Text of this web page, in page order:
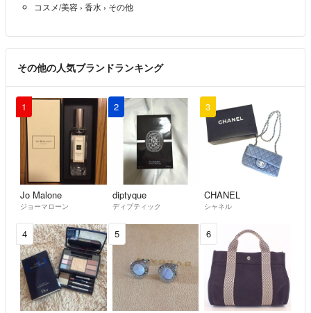
コスメ/美容 › 香水 › その他
その他の人気ブランドランキング
1
Jo Malone
ジョーマローン
2
diptyque
ディプティック
3
CHANEL
シャネル
4 5 6